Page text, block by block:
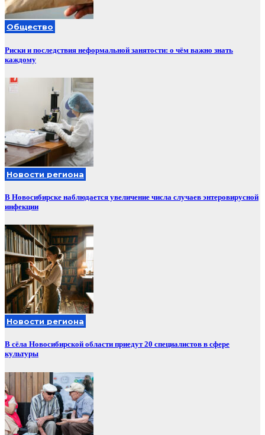
Общество
Риски и последствия неформальной занятости: о чём важно знать
каждому
Новости региона
В Новосибирске наблюдается увеличение числа случаев энтеровирусной
инфекции
Новости региона
В сёла Новосибирской области приедут 20 специалистов в сфере
культуры